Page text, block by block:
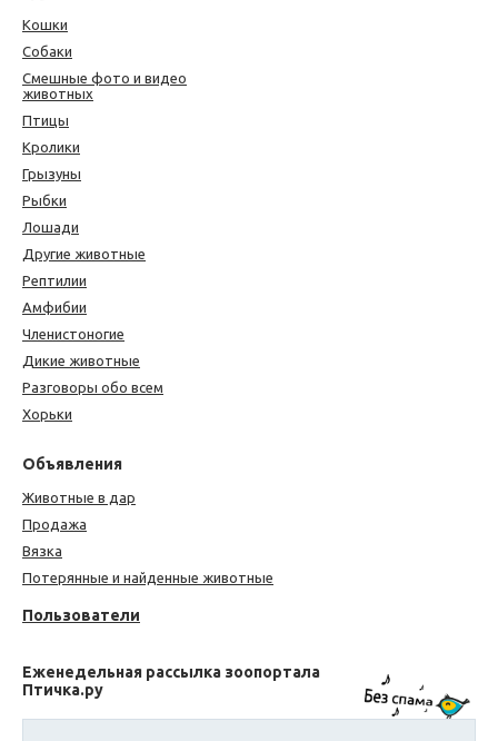
Кошки
Собаки
Смешные фото и видео
животных
Птицы
Кролики
Грызуны
Рыбки
Лошади
Другие животные
Рептилии
Амфибии
Членистоногие
Дикие животные
Разговоры обо всем
Хорьки
Объявления
Животные в дар
Продажа
Вязка
Потерянные и найденные животные
Пользователи
Еженедельная рассылка зоопортала
Птичка.ру